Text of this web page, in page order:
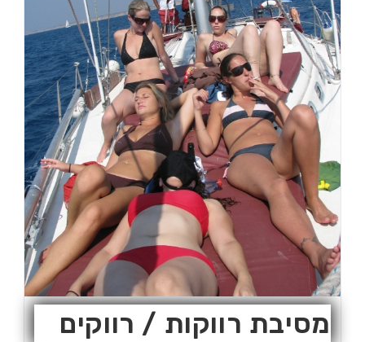
מסיבת רווקות / רווקים